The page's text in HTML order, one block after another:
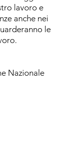
lavoro e
anche nei
le
Nazionale